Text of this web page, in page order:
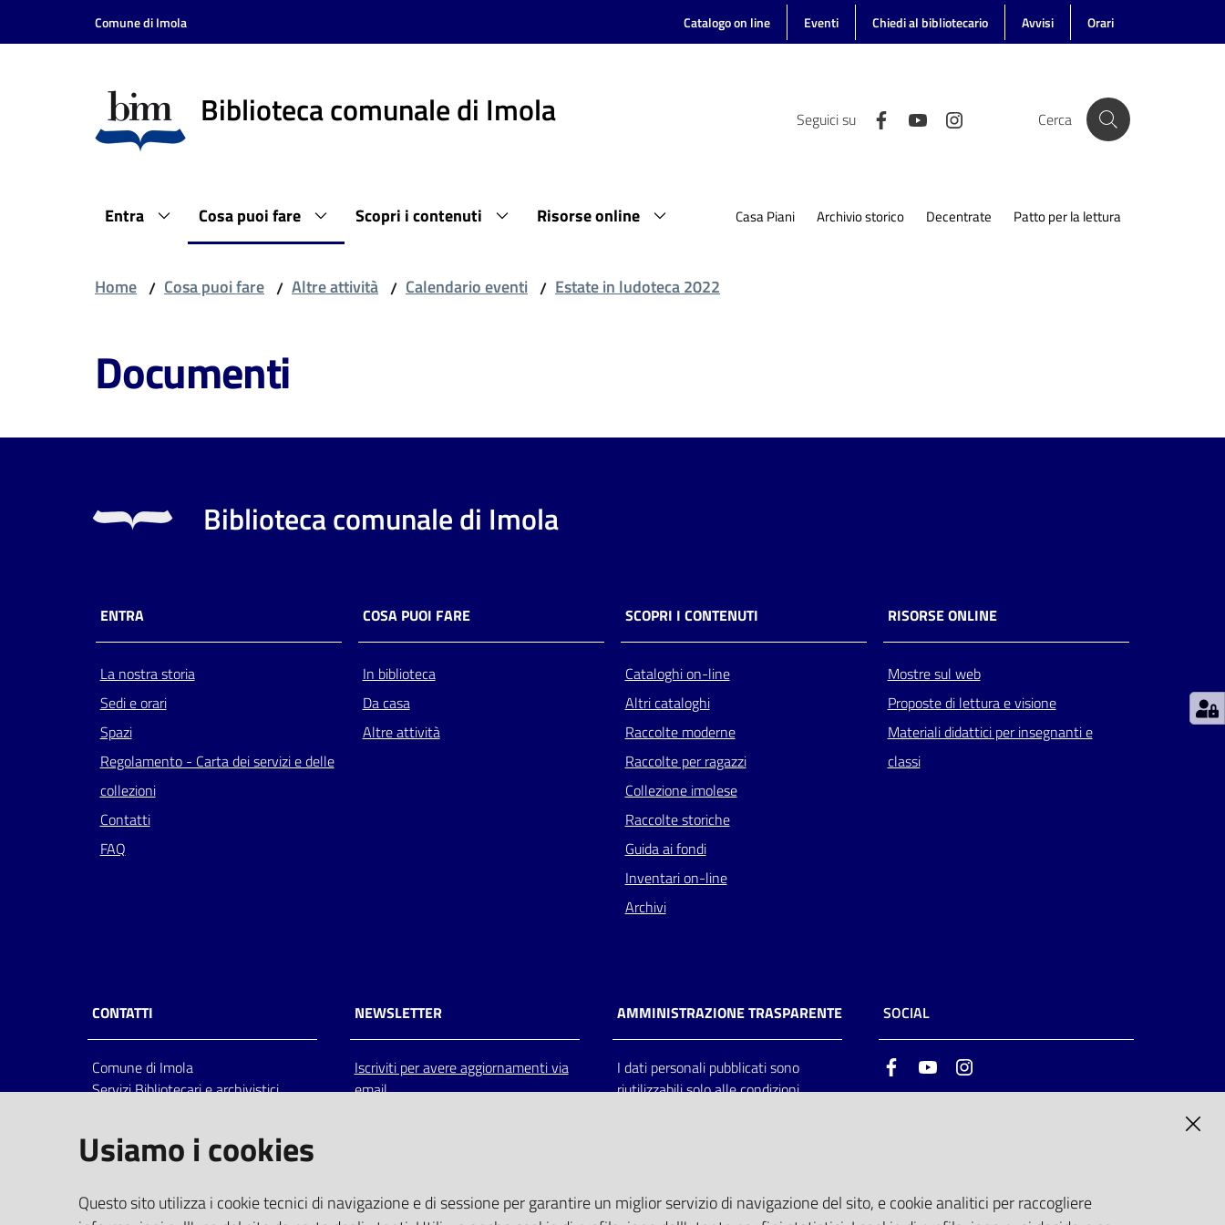
Vai al contenuto
Vai alla navigazione
Comune di Imola Catalogo on line Eventi Chiedi al bibliotecario Avvisi Orari
Biblioteca comunale di Imola Seguici su Cerca
Entra Cosa puoi fare Scopri i contenuti Risorse online Casa Piani Archivio storico Decentrate Patto per la lettura
Home / Cosa puoi fare / Altre attività / Calendario eventi / Estate in ludoteca 2022
Documenti
Biblioteca comunale di Imola
ENTRA
La nostra storia
Sedi e orari
Spazi
Regolamento - Carta dei servizi e delle
collezioni
Contatti
FAQ
COSA PUOI FARE
In biblioteca
Da casa
Altre attività
SCOPRI I CONTENUTI
Cataloghi on-line
Altri cataloghi
Raccolte moderne
Raccolte per ragazzi
Collezione imolese
Raccolte storiche
Guida ai fondi
Inventari on-line
Archivi
RISORSE ONLINE
Mostre sul web
Proposte di lettura e visione
Materiali didattici per insegnanti e
classi
CONTATTI
Comune di Imola
Servizi Bibliotecari e archivistici
Italia
centralino: tel 0542.6026.36 fax
bim@comune.imola.bo.it
PEC
NEWSLETTER
Iscriviti per avere aggiornamenti via
email
AMMINISTRAZIONE TRASPARENTE
I dati personali pubblicati sono
riutilizzabili solo alle condizioni
SOCIAL
FacebookYoutube
Usiamo i cookies
Questo sito utilizza i cookie tecnici di navigazione e di sessione per garantire un miglior servizio di navigazione del sito, e cookie analitici per raccogliere